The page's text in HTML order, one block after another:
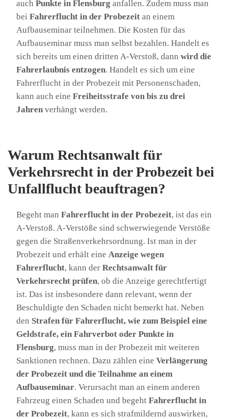
auch Punkte in Flensburg anfallen. Zudem muss man
bei Fahrerflucht in der Probezeit an einem
Aufbauseminar teilnehmen. Die Kosten für das
Aufbauseminar muss man selbst bezahlen. Handelt es
sich bereits um einen dritten A-Verstoß, dann wird die
Fahrerlaubnis entzogen. Handelt es sich um eine
Fahrerflucht in der Probezeit mit Personenschaden,
kann auch eine Freiheitsstrafe von bis zu drei
Jahren verhängt werden.
Warum Rechtsanwalt für
Verkehrsrecht in der Probezeit bei
Unfallflucht beauftragen?
Begeht man Fahrerflucht in der Probezeit, ist das ein
A-Verstoß. A-Verstöße sind schwerwiegende Verstöße
gegen die Straßenverkehrsordnung. Ist man in der
Probezeit und erhält eine Anzeige wegen
Fahrerflucht, kann der Rechtsanwalt für
Verkehrsrecht prüfen, ob die Anzeige gerechtfertigt
ist. Das ist insbesondere dann relevant, wenn der
Beschuldigte den Schaden nicht bemerkt hat. Neben
den Strafen für Fahrerflucht, wie zum Beispiel eine
Geldstrafe, ein Fahrverbot oder Punkte in
Flensburg, muss man in der Probezeit mit weiteren
Sanktionen rechnen. Dazu zählen eine Verlängerung
der Probezeit und die Teilnahme an einem
Aufbauseminar. Verursacht man an einem anderen
Fahrzeug einen Schaden und begeht Fahrerflucht in
der Probezeit, kann es sich strafmildernd auswirken,